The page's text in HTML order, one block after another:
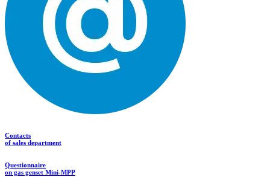
Contacts
of sales department
Questionnaire
on gas genset Mini-MPP